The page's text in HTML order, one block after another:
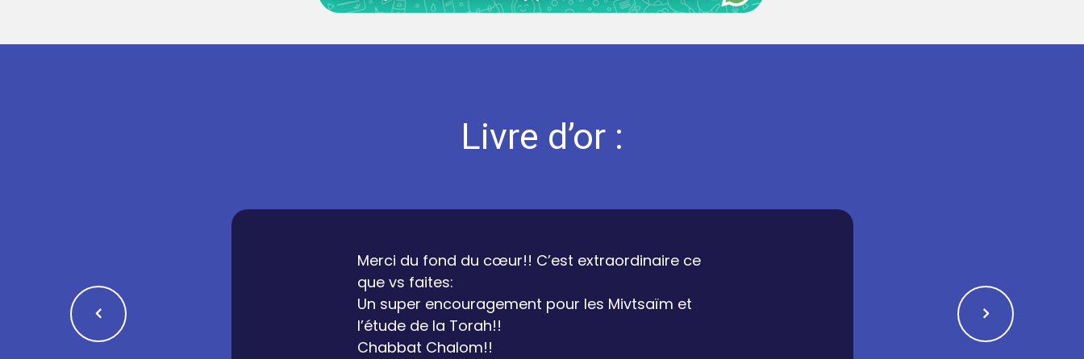
Livre d’or :
Merci du fond du cœur!! C’est extraordinaire ce
que vs faites:
Un super encouragement pour les Mivtsaïm et
l’étude de la Torah!!
Chabbat Chalom!!